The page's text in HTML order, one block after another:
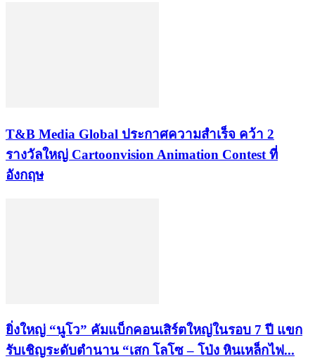
​T&B Media Global ประกาศความสำเร็จ คว้า 2
รางวัลใหญ่ Cartoonvision Animation Contest ที่
อังกฤษ
ยิ่งใหญ่ “นูโว” คัมแบ็กคอนเสิร์ตใหญ่ในรอบ 7 ปี แขก
รับเชิญระดับตำนาน “เสก โลโซ – โป่ง หินเหล็กไฟ...